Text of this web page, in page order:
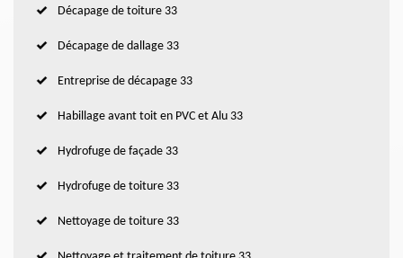
Décapage de toiture 33
Décapage de dallage 33
Entreprise de décapage 33
Habillage avant toit en PVC et Alu 33
Hydrofuge de façade 33
Hydrofuge de toiture 33
Nettoyage de toiture 33